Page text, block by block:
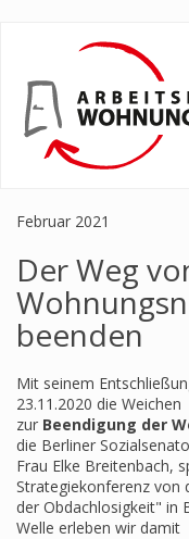
Februar 2021
Der Weg
beenden
Mit seinem
23.11.2020 die Weichen
zur Beendigung der
die Berliner
Frau Elke Breitenbach,
Strategiekonferenz von
der Obdachlosigkeit" in
Welle erleben wir damit